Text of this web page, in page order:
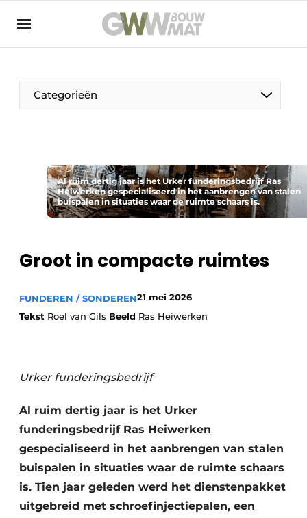
NL EN
Categorieën
De Pen
Vrouw in de bouw
Duurzaamheid & Innovatie
Fundering
Kopen/Huren/Leasen
Al ruim dertig jaar is het Urker funderingsbedrijf Ras
Heiwerken gespecialiseerd in het aanbrengen van stalen
buispalen in situaties waar de ruimte schaars is.
Groot in compacte ruimtes
FUNDEREN / SONDEREN21 mei 2026
Tekst Roel van Gils Beeld Ras Heiwerken
Urker funderingsbedrijf
Al ruim dertig jaar is het Urker
funderingsbedrijf Ras Heiwerken
gespecialiseerd in het aanbrengen van stalen
buispalen in situaties waar de ruimte schaars
is. Tien jaar geleden werd het dienstenpakket
uitgebreid met schroefinjectiepalen, een